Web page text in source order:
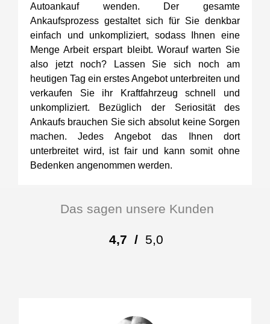
Autoankauf wenden. Der gesamte
Ankaufsprozess gestaltet sich für Sie denkbar
einfach und unkompliziert, sodass Ihnen eine
Menge Arbeit erspart bleibt. Worauf warten Sie
also jetzt noch? Lassen Sie sich noch am
heutigen Tag ein erstes Angebot unterbreiten und
verkaufen Sie ihr Kraftfahrzeug schnell und
unkompliziert. Bezüglich der Seriosität des
Ankaufs brauchen Sie sich absolut keine Sorgen
machen. Jedes Angebot das Ihnen dort
unterbreitet wird, ist fair und kann somit ohne
Bedenken angenommen werden.
Das sagen unsere Kunden
4,7 / 5,0